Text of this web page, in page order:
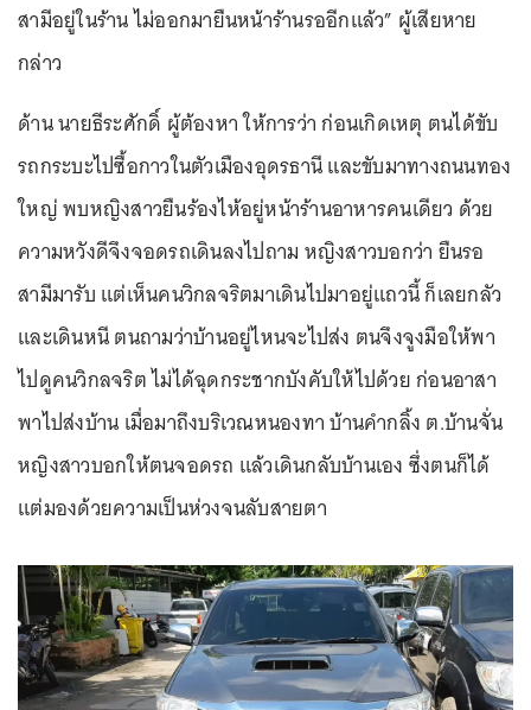
สามีอยู่ในร้าน ไม่ออกมายืนหน้าร้านรออีกแล้ว” ผู้เสียหาย
กล่าว
ด้าน นายธีระศักดิ์ ผู้ต้องหา ให้การว่า ก่อนเกิดเหตุ ตนได้ขับ
รถกระบะไปซื้อกาวในตัวเมืองอุดรธานี และขับมาทางถนนทอง
ใหญ่ พบหญิงสาวยืนร้องไห้อยู่หน้าร้านอาหารคนเดียว ด้วย
ความหวังดีจึงจอดรถเดินลงไปถาม หญิงสาวบอกว่า ยืนรอ
สามีมารับ แต่เห็นคนวิกลจริตมาเดินไปมาอยู่แถวนี้ ก็เลยกลัว
และเดินหนี ตนถามว่าบ้านอยู่ไหนจะไปส่ง ตนจึงจูงมือให้พา
ไปดูคนวิกลจริต ไม่ได้ฉุดกระชากบังคับให้ไปด้วย ก่อนอาสา
พาไปส่งบ้าน เมื่อมาถึงบริเวณหนองทา บ้านคำกลิ้ง ต.บ้านจั่น
หญิงสาวบอกให้ตนจอดรถ แล้วเดินกลับบ้านเอง ซึ่งตนก็ได้
แต่มองด้วยความเป็นห่วงจนลับสายตา